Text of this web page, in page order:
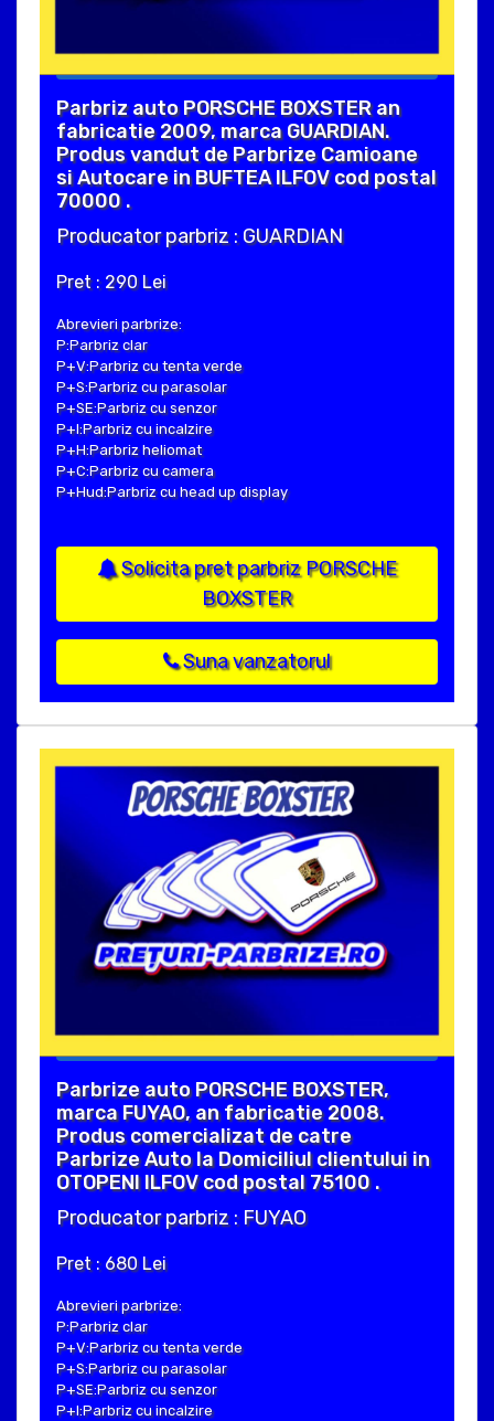
Parbriz auto PORSCHE BOXSTER an
fabricatie 2009, marca GUARDIAN.
Produs vandut de Parbrize Camioane
si Autocare in BUFTEA ILFOV cod postal
70000 .
Producator parbriz : GUARDIAN
Pret : 290 Lei
Abrevieri parbrize:
P:Parbriz clar
P+V:Parbriz cu tenta verde
P+S:Parbriz cu parasolar
P+SE:Parbriz cu senzor
P+I:Parbriz cu incalzire
P+H:Parbriz heliomat
P+C:Parbriz cu camera
P+Hud:Parbriz cu head up display
Solicita pret parbriz PORSCHE
BOXSTER
Suna vanzatorul
Parbrize auto PORSCHE BOXSTER,
marca FUYAO, an fabricatie 2008.
Produs comercializat de catre
Parbrize Auto la Domiciliul clientului in
OTOPENI ILFOV cod postal 75100 .
Producator parbriz : FUYAO
Pret : 680 Lei
Abrevieri parbrize:
P:Parbriz clar
P+V:Parbriz cu tenta verde
P+S:Parbriz cu parasolar
P+SE:Parbriz cu senzor
P+I:Parbriz cu incalzire